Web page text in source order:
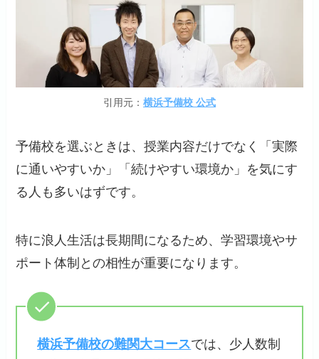
引用元： 横浜予備校 公式
予備校を選ぶときは、授業内容だけでなく「実際
に通いやすいか」「続けやすい環境か」を気にす
る人も多いはずです。
特に浪人生活は長期間になるため、学習環境やサ
ポート体制との相性が重要になります。
横浜予備校の難関大コースでは、少人数制